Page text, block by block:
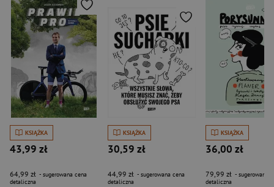
KSIĄŻKA
43,99 zł
64,99 zł - sugerowana cena
detaliczna
KSIĄŻKA
30,59 zł
44,99 zł - sugerowana cena
detaliczna
KSIĄŻKA
36,00 zł
79,99 zł - sugerowana
detaliczna